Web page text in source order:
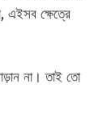
এইসব ক্ষেত্রে
না। তাই তো